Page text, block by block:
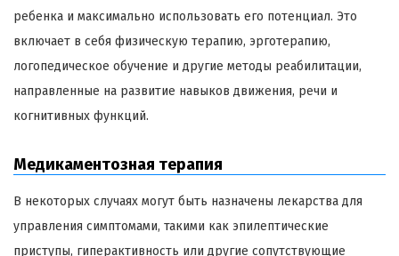
ребенка и максимально использовать его потенциал. Это
включает в себя физическую терапию, эрготерапию,
логопедическое обучение и другие методы реабилитации,
направленные на развитие навыков движения, речи и
когнитивных функций.
Медикаментозная терапия
В некоторых случаях могут быть назначены лекарства для
управления симптомами, такими как эпилептические
приступы, гиперактивность или другие сопутствующие